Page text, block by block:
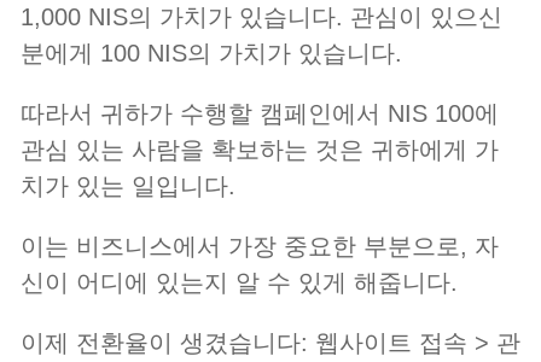
1,000 NIS의 가치가 있습니다. 관심이 있으신
분에게 100 NIS의 가치가 있습니다.
따라서 귀하가 수행할 캠페인에서 NIS 100에
관심 있는 사람을 확보하는 것은 귀하에게 가
치가 있는 일입니다.
이는 비즈니스에서 가장 중요한 부분으로, 자
신이 어디에 있는지 알 수 있게 해줍니다.
이제 전환율이 생겼습니다: 웹사이트 접속 > 관